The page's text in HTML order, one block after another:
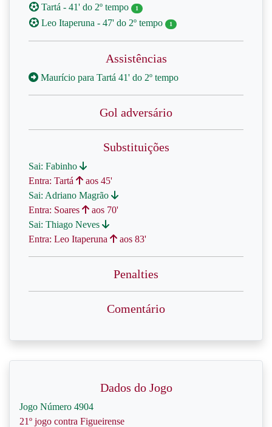
Tartá - 41' do 2º tempo 1
Leo Itaperuna - 47' do 2º tempo 1
Assistências
Maurício para Tartá 41' do 2º tempo
Gol adversário
Substituições
Sai: Fabinho
Entra: Tartá
aos 45'
Sai: Adriano Magrão
Entra: Soares
aos 70'
Sai: Thiago Neves
Entra: Leo Itaperuna
aos 83'
Penalties
Comentário
Dados do Jogo
Jogo Número 4904
21º jogo contra Figueirense